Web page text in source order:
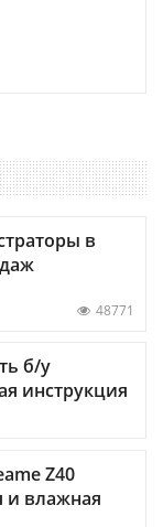
в
48771
б/у
инструкция
Z40
и влажная